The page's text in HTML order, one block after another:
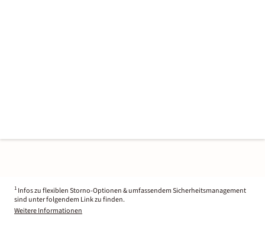
1 Infos zu flexiblen Storno-Optionen & umfassendem Sicherheitsmanagement
sind unter folgendem Link zu finden.
Weitere Informationen